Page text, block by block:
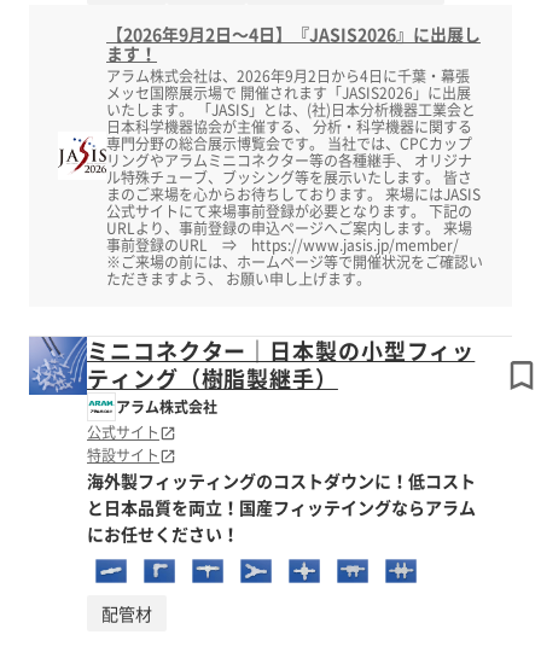
【2026年9月2日～4日】『JASIS2026』に出展し
ます！
アラム株式会社は、2026年9月2日から4日に千葉・幕張
メッセ国際展示場で 開催されます「JASIS2026」に出展
いたします。 「JASIS」とは、(社)日本分析機器工業会と
日本科学機器協会が主催する、 分析・科学機器に関する
専門分野の総合展示博覧会です。 当社では、CPCカップ
リングやアラムミニコネクター等の各種継手、 オリジナ
ル特殊チューブ、ブッシング等を展示いたします。 皆さ
まのご来場を心からお待ちしております。 来場にはJASIS
公式サイトにて来場事前登録が必要となります。 下記の
URLより、事前登録の申込ページへご案内します。 来場
事前登録のURL ⇒ https://www.jasis.jp/member/
※ご来場の前には、ホームページ等で開催状況をご確認い
ただきますよう、 お願い申し上げます。
ミニコネクター｜日本製の小型フィッ
ティング（樹脂製継手）
アラム株式会社
公式サイト
特設サイト
海外製フィッティングのコストダウンに！低コスト
と日本品質を両立！国産フィッテイングならアラム
にお任せください！
配管材